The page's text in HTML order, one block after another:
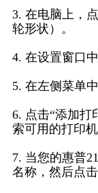
3. 在电脑上，
轮形状）。
4. 在设置窗口
5. 在左侧菜单
6. 点击“添加打
索可用的打印机
7. 当您的惠普
名称，然后点击